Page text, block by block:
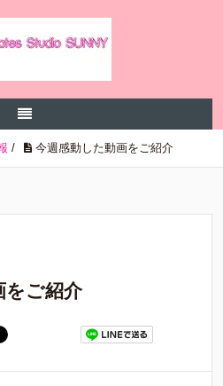
/ 今週感動した動画をご紹介
をご紹介